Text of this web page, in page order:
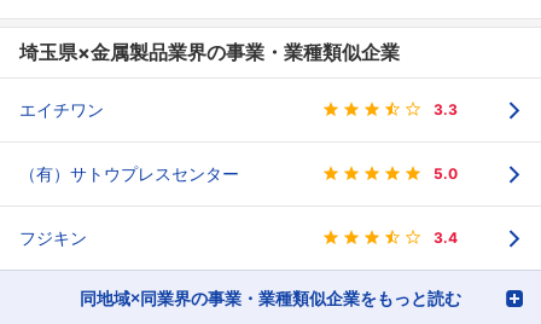
埼玉県×金属製品業界の事業・業種類似企業
エイチワン 3.3
（有）サトウプレスセンター 5.0
フジキン 3.4
同地域×同業界の事業・業種類似企業をもっと読む